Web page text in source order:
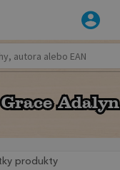
Grace Adalyn
Grace Adalyn